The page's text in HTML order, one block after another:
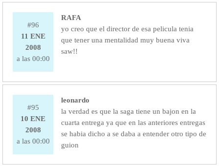
#96
11 ENE
2008
a las 00:00
RAFA
yo creo que el director de esa pelicula tenia
que tener una mentalidad muy buena viva
saw!!
#95
10 ENE
2008
a las 00:00
leonardo
la verdad es que la saga tiene un bajon en la
cuarta entrega ya que en las anteriores entregas
se habia dicho a se daba a entender otro tipo de
guion